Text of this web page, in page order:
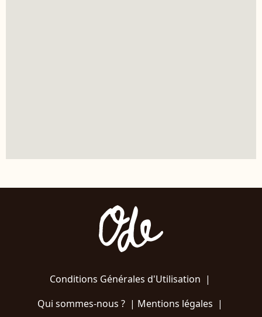
Conditions Générales d'Utilisation |
Qui sommes-nous ?| Mentions légales |